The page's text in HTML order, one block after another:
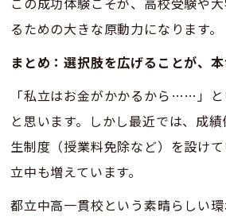
るための大きな原動力になります。
まとめ：選択肢を広げることが、
「私立はお金がかかるから……」
と思います。しかし最近では、成
生制度（授業料免除など）を設け
立中も増えています。
都立中高一貫校という素晴らしい